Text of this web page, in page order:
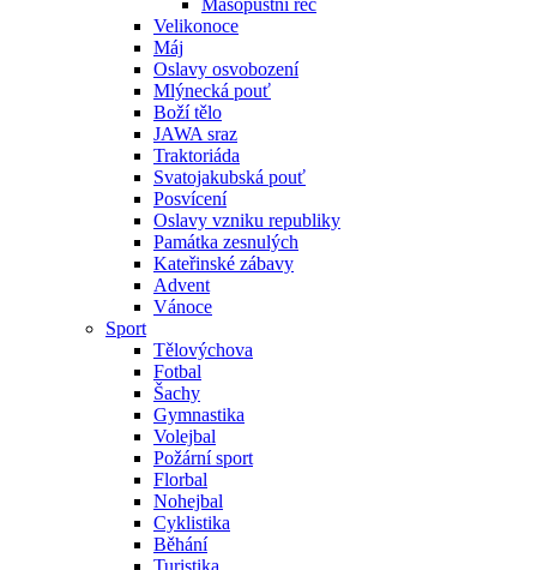
Masopustní řeč
Velikonoce
Máj
Oslavy osvobození
Mlýnecká pouť
Boží tělo
JAWA sraz
Traktoriáda
Svatojakubská pouť
Posvícení
Oslavy vzniku republiky
Památka zesnulých
Kateřinské zábavy
Advent
Vánoce
Sport
Tělovýchova
Fotbal
Šachy
Gymnastika
Volejbal
Požární sport
Florbal
Nohejbal
Cyklistika
Běhání
Turistika